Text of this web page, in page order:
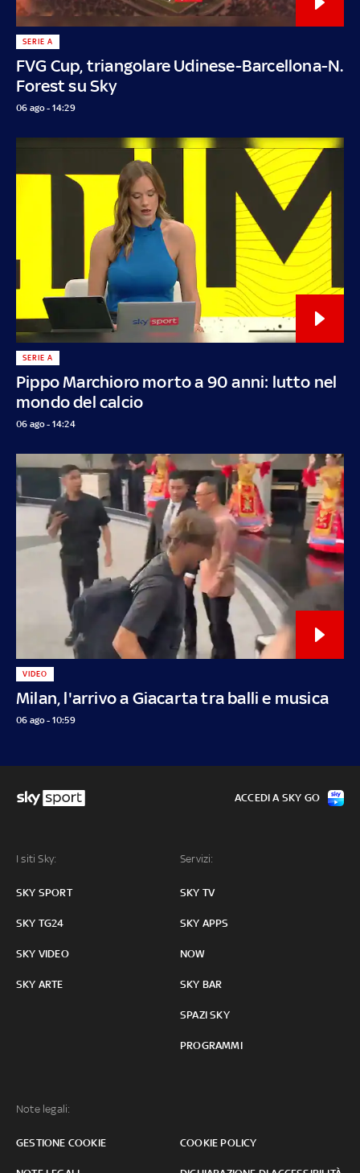
FVG Cup, triangolare Udinese-Barcellona-N.
Forest su Sky
SERIE A
06 ago - 14:29
Pippo Marchioro morto a 90 anni: lutto nel
mondo del calcio
SERIE A
06 ago - 14:24
Milan, l'arrivo a Giacarta tra balli e musica
VIDEO
06 ago - 10:59
I siti Sky:
SKY SPORT
SKY TG24
SKY VIDEO
SKY ARTE
Servizi:
SKY TV
SKY APPS
NOW
SKY BAR
SPAZI SKY
PROGRAMMI
Note legali:
GESTIONE COOKIE COOKIE POLICY
ACCEDI A SKY GO